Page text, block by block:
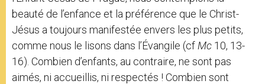
beauté de l’enfance et la préférence que le Christ-
Jésus a toujours manifestée envers les plus petits,
comme nous le lisons dans l’Évangile (cf Mc 10, 13-
16). Combien d’enfants, au contraire, ne sont pas
aimés, ni accueillis, ni respectés ! Combien sont